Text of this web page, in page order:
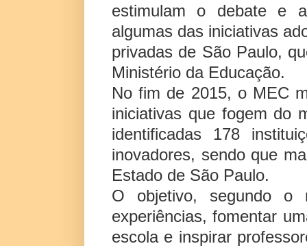
estimulam o debate e
algumas das iniciativas
privadas de São Paulo,
Ministério da Educação.
No fim de 2015, o MEC
iniciativas que fogem do
identificadas 178
inovadores, sendo que
Estado de São Paulo.
O objetivo, segundo o
experiências, fomentar
escola e inspirar